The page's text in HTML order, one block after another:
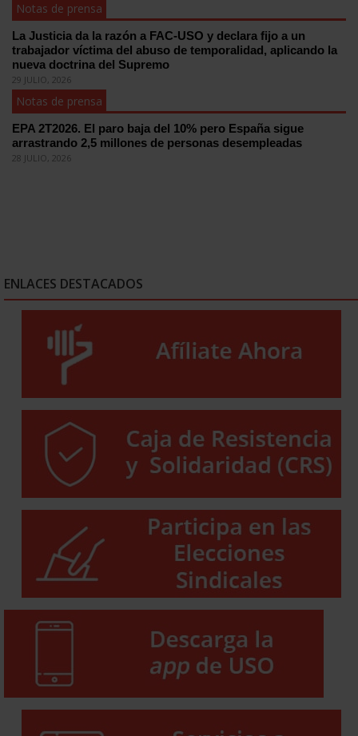
Notas de prensa
La Justicia da la razón a FAC-USO y declara fijo a un
trabajador víctima del abuso de temporalidad, aplicando la
nueva doctrina del Supremo
29 JULIO, 2026
Notas de prensa
EPA 2T2026. El paro baja del 10% pero España sigue
arrastrando 2,5 millones de personas desempleadas
28 JULIO, 2026
ENLACES DESTACADOS